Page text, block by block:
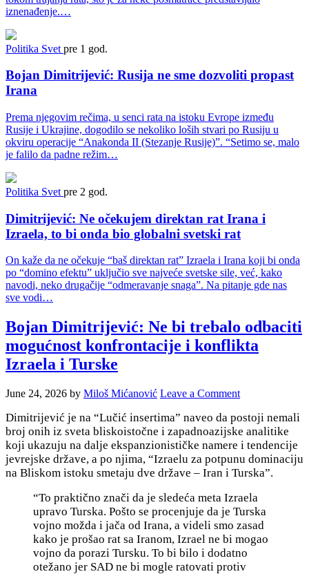
iznenađenje.…
Politika Svet pre 1 god.
Bojan Dimitrijević: Rusija ne sme dozvoliti propast
Irana
Prema njegovim rečima, u senci rata na istoku Evrope između
Rusije i Ukrajine, dogodilo se nekoliko loših stvari po Rusiju u
okviru operacije “Anakonda II (Stezanje Rusije)”. “Setimo se, malo
je falilo da padne režim…
Politika Svet pre 2 god.
Dimitrijević: Ne očekujem direktan rat Irana i
Izraela, to bi onda bio globalni svetski rat
On kaže da ne očekuje “baš direktan rat” Izraela i Irana koji bi onda
po “domino efektu” uključio sve najveće svetske sile, već, kako
navodi, neko drugačije “odmeravanje snaga”. Na pitanje gde nas
sve vodi…
Bojan Dimitrijević: Ne bi trebalo odbaciti
mogućnost konfrontacije i konflikta
Izraela i Turske
June 24, 2026 by Miloš Mićanović Leave a Comment
Dimitrijević je na “Lučić insertima” naveo da postoji nemali
broj onih iz sveta bliskoistočne i zapadnoazijske analitike
koji ukazuju na dalje ekspanzionističke namere i tendencije
jevrejske države, a po njima, “Izraelu za potpunu dominaciju
na Bliskom istoku smetaju dve države – Iran i Turska”.
“To praktično znači da je sledeća meta Izraela
upravo Turska. Pošto se procenjuje da je Turska
vojno možda i jača od Irana, a videli smo zasad
kako je prošao rat sa Iranom, Izrael ne bi mogao
vojno da porazi Tursku. To bi bilo i dodatno
otežano jer SAD ne bi mogle ratovati protiv